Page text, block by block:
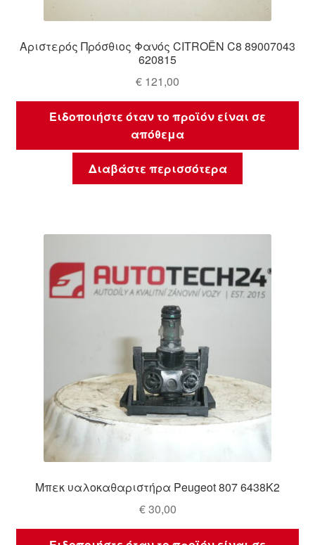
Αριστερός Πρόσθιος Φανός CITROËN C8 89007043
620815
€ 121,00
Ειδοποιήστε όταν το προϊόν είναι σε
απόθεμα
Διαβάστε περισσότερα
Μπεκ υαλοκαθαριστήρα Peugeot 807 6438K2
€30,00